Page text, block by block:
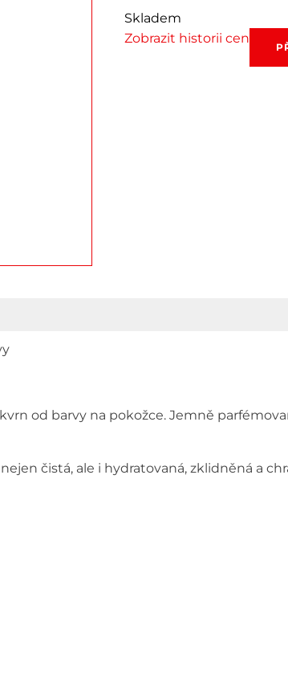
Skladem
Zobrazit historii cen Čistící
od barvy na pokožce. Jemně
čistá, ale i hydratovaná, zklidněná a